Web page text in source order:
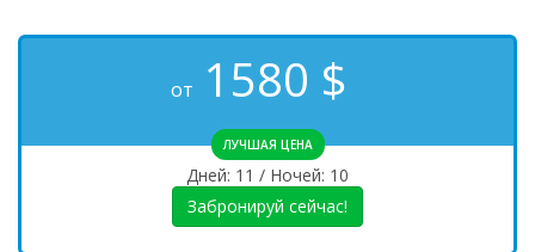
от 1580 $
ЛУЧШАЯ ЦЕНА
Дней: 11 / Ночей: 10
Забронируй сейчас!